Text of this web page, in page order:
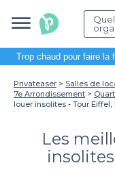
Trop chaud pour faire la
Privateaser Salles de
7e Arrondissement
louer insolites - Tour Eiffel,
Les